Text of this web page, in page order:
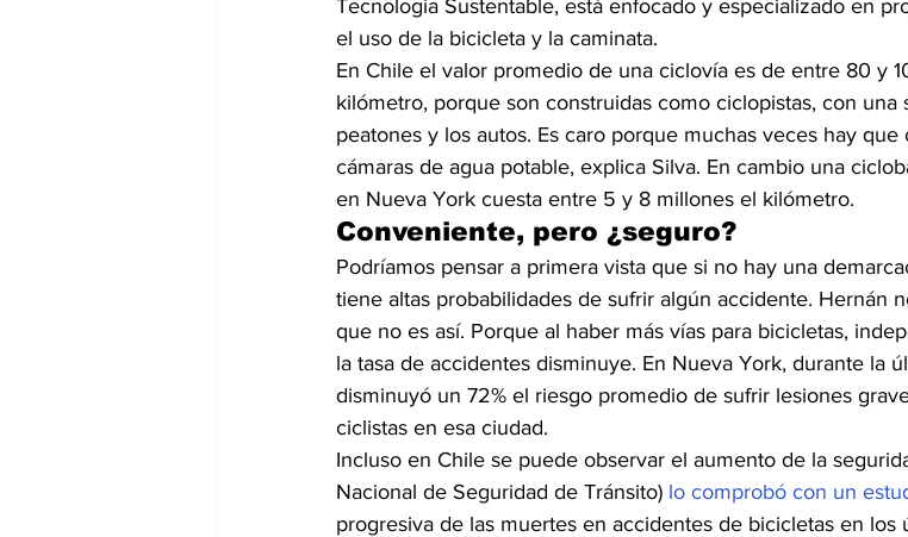
Tecnología Sustentable, está enfocado y especializado en
el uso de la bicicleta y la caminata.
En Chile el valor promedio de una ciclovía es de entre 80 y
kilómetro, porque son construidas como ciclopistas, con una
peatones y los autos. Es caro porque muchas veces hay que
cámaras de agua potable, explica Silva. En cambio una
en Nueva York cuesta entre 5 y 8 millones el kilómetro.
Conveniente, pero ¿seguro?
Podríamos pensar a primera vista que si no hay una
tiene altas probabilidades de sufrir algún accidente. Hernán
que no es así. Porque al haber más vías para bicicletas,
la tasa de accidentes disminuye. En Nueva York, durante la
disminuyó un 72% el riesgo promedio de sufrir lesiones
ciclistas en esa ciudad.
Incluso en Chile se puede observar el aumento de la
Nacional de Seguridad de Tránsito) lo comprobó con un
progresiva de las muertes en accidentes de bicicletas en los